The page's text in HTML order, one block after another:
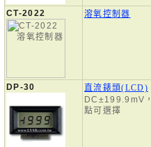
CT-2022 溶氧控制器
DP-30
直流錶頭(LCD)
DC±199.9mV
點可選擇